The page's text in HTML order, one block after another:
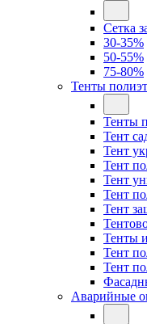
Сетка
30-35%
50-55%
75-80%
Тенты
Тенты
Тент
Тент
Тент
Тент
Тент
Тент
Тенты
Тент
Тент
Аварийные